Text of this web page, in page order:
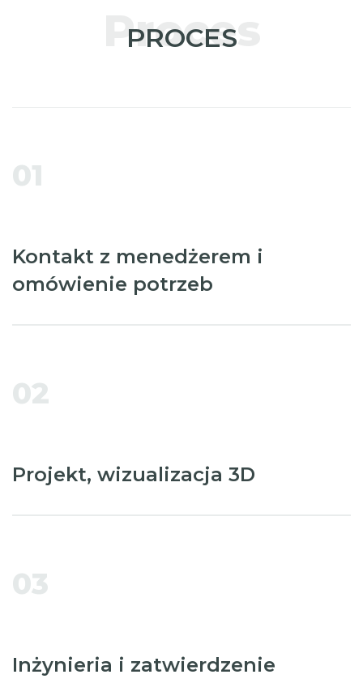
Proces
PROCES
01
Kontakt z menedżerem i
omówienie potrzeb
02
Projekt, wizualizacja 3D
03
Inżynieria i zatwierdzenie